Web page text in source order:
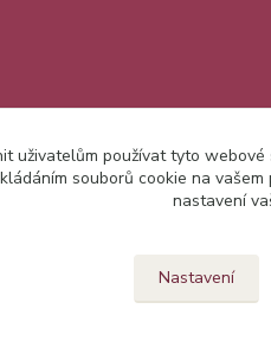
Upravit
uživatelům používat tyto
souborů cookie na
nastavení
Nastavení